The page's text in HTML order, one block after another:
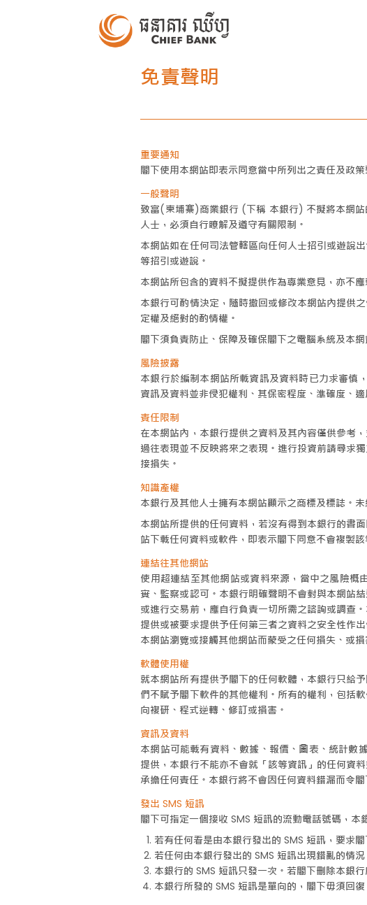
免責聲明
重要通知
閣下使用本網站即表示同意當中所列出之責任及政
一般聲明
致富(柬埔寨)商業銀行 (下稱 本銀行) 不擬將本網
人士，必須自行瞭解及遵守有關限制。
本網站如在任何司法管轄區向任何人士招引或遊說
等招引或遊說。
本網站所包含的資料不擬提供作為專業意見，亦不
本銀行可酌情決定，隨時撤回或修改本網站內提供
定權及絕對的酌情權。
閣下須負責防止、保障及確保閣下之電腦系統及本
風險披露
本銀行於編制本網站所載資訊及資料時已力求審慎
資訊及資料並非侵犯權利、其保密程度、準確度、
責任限制
在本網站內，本銀行提供之資料及其內容僅供參考
過往表現並不反映將來之表現。進行投資前請尋求
接損失。
知識產權
本銀行及其他人士擁有本網站顯示之商標及標誌。
本網站所提供的任何資料，若沒有得到本銀行的書
站下載任何資料或軟件，即表示閣下同意不會複製
連結往其他網站
使用超連結至其他網站或資料來源，當中之風險
實、監察或認可。本銀行明確聲明不會對與本網站
或進行交易前，應自行負責一切所需之諮詢或調查
提供或被要求提供予任何第三者之資料之安全性作
本網站瀏覽或接觸其他網站而蒙受之任何損失、或
軟體使用權
就本網站所有提供予閣下的任何軟體，本銀行只給
們不賦予閣下軟件的其他權利。所有的權利，包括
向複研、程式逆轉、修訂或損害。
資訊及資料
本網站可能載有資料、數據、報價、圖表、統計
提供，本銀行不能亦不會就「該等資訊」的任何資
承擔任何責任。本銀行將不會因任何資料錯漏而令
發出 SMS 短訊
閣下可指定一個接收 SMS 短訊的流動電話號碼，
若有任何看是由本銀行發出的 SMS 短訊，要求
若任何由本銀行發出的 SMS 短訊出現錯亂的情
本銀行的 SMS 短訊只發一次。若閣下刪除本銀
本銀行所發的 SMS 短訊是單向的，閣下毋須回復